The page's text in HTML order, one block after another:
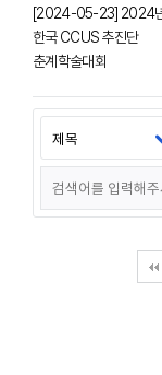
[2024-05-23] 2024
한국 CCUS 추진단
춘계학술대회